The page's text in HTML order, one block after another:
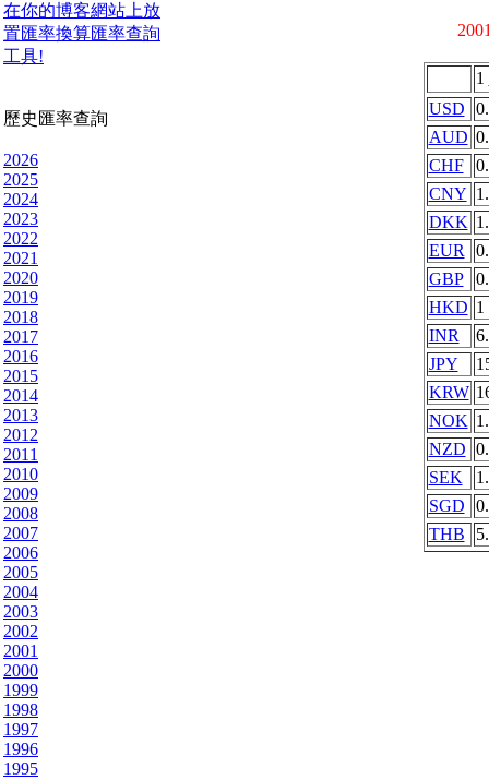
在你的博客網站上放
置匯率換算匯率查詢
工具!
歷史匯率查詢
2026
2025
2024
2023
2022
2021
2020
2019
2018
2017
2016
2015
2014
2013
2012
2011
2010
2009
2008
2007
2006
2005
2004
2003
2002
2001
2000
1999
1998
1997
1996
1995
1
USD
AUD
CHF
CNY
DKK
EUR
GBP
HKD 1
INR
JPY
KRW
NOK
NZD
SEK
SGD
THB